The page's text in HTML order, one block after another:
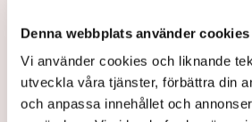
Denna webbplats använder cookies
Vi använder cookies och liknande
utveckla våra tjänster, förbättra din
och anpassa innehållet och